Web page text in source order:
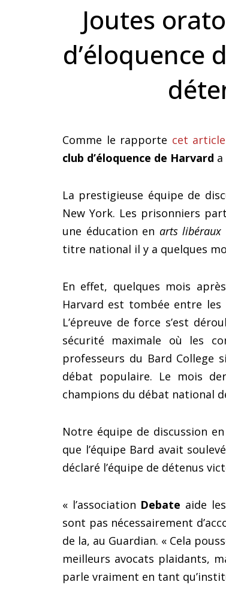
Joutes
d’éloquence
Comme le rapporte cet
club d’éloquence de Harvard
La prestigieuse équipe de
New York. Les prisonniers
une éducation en arts libéraux
titre national il y a quelques
En effet, quelques mois
Harvard est tombée entre les
L’épreuve de force s’est
sécurité maximale où les
professeurs du Bard
débat populaire. Le mois
champions du débat national
Notre équipe de discussion
que l’équipe Bard avait
déclaré l’équipe de détenus
« l’association Debate aide
sont pas nécessairement
de la, au Guardian. « Cela
meilleurs avocats plaidants,
parle vraiment en tant